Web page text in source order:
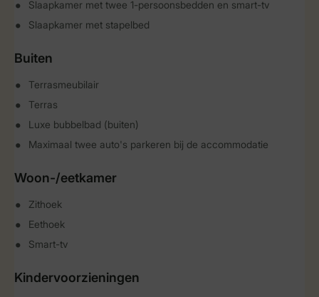
Slaapkamer met twee 1-persoonsbedden en smart-tv
Slaapkamer met stapelbed
Buiten
Terrasmeubilair
Terras
Luxe bubbelbad (buiten)
Maximaal twee auto's parkeren bij de accommodatie
Woon-/eetkamer
Zithoek
Eethoek
Smart-tv
Kindervoorzieningen